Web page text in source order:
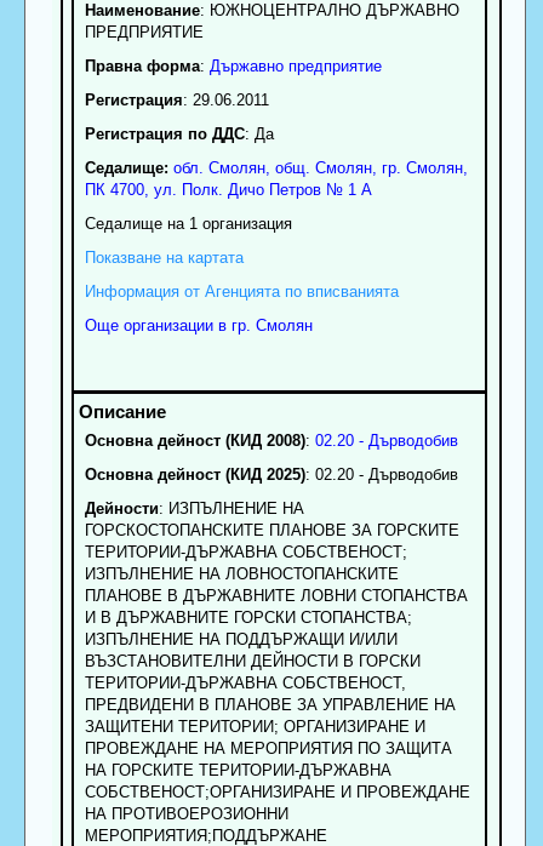
Наименование: ЮЖНОЦЕНТРАЛНО ДЪРЖАВНО
ПРЕДПРИЯТИЕ
Правна форма: Държавно предприятие
Регистрация: 29.06.2011
Регистрация по ДДС: Да
Седалище: обл. Смолян, общ. Смолян, гр. Смолян,
ПК 4700, ул. Полк. Дичо Петров № 1 А
Седалище на 1 организация
Показване на картата
Информация от Агенцията по вписванията
Още организации в гр. Смолян
Основна дейност (КИД 2008): 02.20 - Дърводобив
Основна дейност (КИД 2025): 02.20 - Дърводобив
Дейности: ИЗПЪЛНЕНИЕ НА
ГОРСКОСТОПАНСКИТЕ ПЛАНОВЕ ЗА ГОРСКИТЕ
ТЕРИТОРИИ-ДЪРЖАВНА СОБСТВЕНОСТ;
ИЗПЪЛНЕНИЕ НА ЛОВНОСТОПАНСКИТЕ
ПЛАНОВЕ В ДЪРЖАВНИТЕ ЛОВНИ СТОПАНСТВА
И В ДЪРЖАВНИТЕ ГОРСКИ СТОПАНСТВА;
ИЗПЪЛНЕНИЕ НА ПОДДЪРЖАЩИ И/ИЛИ
ВЪЗСТАНОВИТЕЛНИ ДЕЙНОСТИ В ГОРСКИ
ТЕРИТОРИИ-ДЪРЖАВНА СОБСТВЕНОСТ,
ПРЕДВИДЕНИ В ПЛАНОВЕ ЗА УПРАВЛЕНИЕ НА
ЗАЩИТЕНИ ТЕРИТОРИИ; ОРГАНИЗИРАНЕ И
ПРОВЕЖДАНЕ НА МЕРОПРИЯТИЯ ПО ЗАЩИТА
НА ГОРСКИТЕ ТЕРИТОРИИ-ДЪРЖАВНА
СОБСТВЕНОСТ;ОРГАНИЗИРАНЕ И ПРОВЕЖДАНЕ
НА ПРОТИВОЕРОЗИОННИ
МЕРОПРИЯТИЯ;ПОДДЪРЖАНЕ